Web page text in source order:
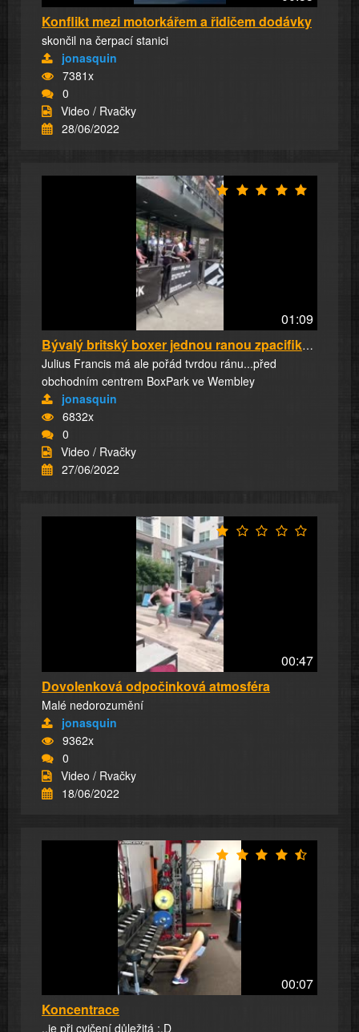
Konflikt mezi motorkářem a řidičem dodávky
skončil na čerpací stanici
jonasquin
7381x
0
Video / Rvačky
28/06/2022
01:09
Bývalý britský boxer jednou ranou zpacifikova...
Julius Francis má ale pořád tvrdou ránu...před
obchodním centrem BoxPark ve Wembley
jonasquin
6832x
0
Video / Rvačky
27/06/2022
00:47
Dovolenková odpočinková atmosféra
Malé nedorozumění
jonasquin
9362x
0
Video / Rvačky
18/06/2022
00:07
Koncentrace
..je při cvičení důležitá :,D